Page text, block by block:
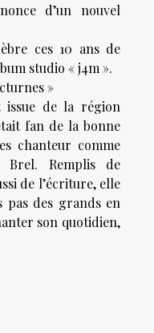
d’un nouvel
ces 10 ans de
studio « j4m ».
»
issue de la région
fan de la bonne
chanteur comme
Brel. Remplis de
de l’écriture, elle
pas des grands en
son quotidien,